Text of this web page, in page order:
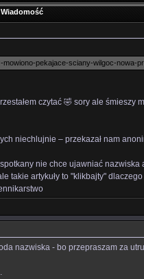
Wiadomość
pekajace-sciany-wilgoc-nowa-
czytać 🤣 sory ale śmieszy
niechlujnie – przekazał nam
nie chce ujawniać
takie artykuły to "klikbajty"
nazwiska - bo przepraszam za